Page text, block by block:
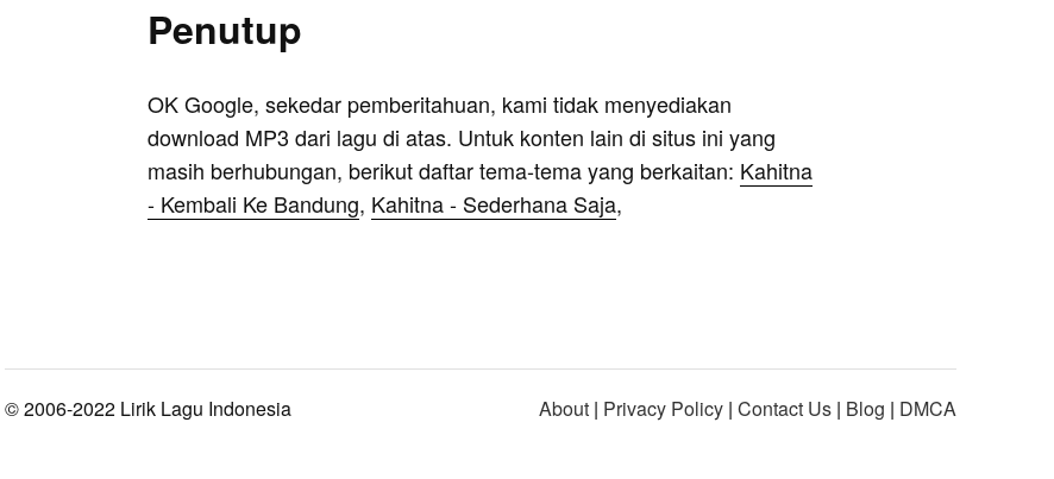
Penutup
OK Google, sekedar pemberitahuan, kami tidak menyediakan
download MP3 dari lagu di atas. Untuk konten lain di situs ini yang
masih berhubungan, berikut daftar tema-tema yang berkaitan: Kahitna
- Kembali Ke Bandung, Kahitna - Sederhana Saja,
© 2006-2022 Lirik Lagu Indonesia About | Privacy Policy | Contact Us | Blog | DMCA